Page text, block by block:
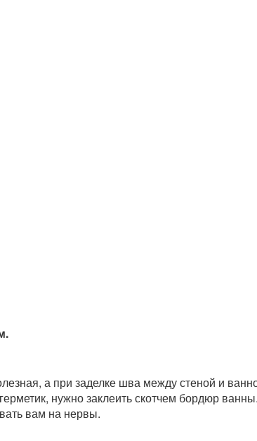
а при заделке шва между стеной и
нужно заклеить скотчем бордюр
вам на нервы.